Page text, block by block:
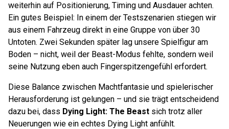
weiterhin auf Positionierung, Timing und Ausdauer achten.
Ein gutes Beispiel: In einem der Testszenarien stiegen wir
aus einem Fahrzeug direkt in eine Gruppe von über 30
Untoten. Zwei Sekunden später lag unsere Spielfigur am
Boden – nicht, weil der Beast-Modus fehlte, sondern weil
seine Nutzung eben auch Fingerspitzengefühl erfordert.
Diese Balance zwischen Machtfantasie und spielerischer
Herausforderung ist gelungen – und sie trägt entscheidend
dazu bei, dass Dying Light: The Beast sich trotz aller
Neuerungen wie ein echtes Dying Light anfühlt.